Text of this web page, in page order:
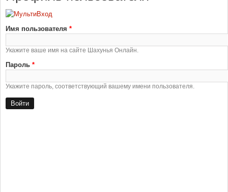
Имя пользователя *
Укажите ваше имя на сайте Шахунья Онлайн.
Пароль *
Укажите пароль, соответствующий вашему имени пользователя.